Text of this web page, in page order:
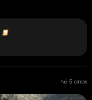
há 5 anos